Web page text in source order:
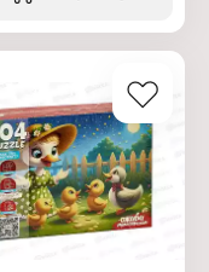
см
картон
в коробке
упаковки: 9х9х4